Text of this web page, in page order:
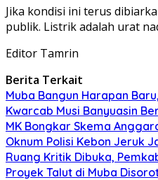
Jika kondisi ini terus
publik. Listrik adalah urat
Editor Tamrin
Berita Terkait
Muba Bangun Harapan
Kwarcab Musi Banyuasin
MK Bongkar Skema
Oknum Polisi Kebon Jeruk
Ruang Kritik Dibuka,
Proyek Talut di Muba